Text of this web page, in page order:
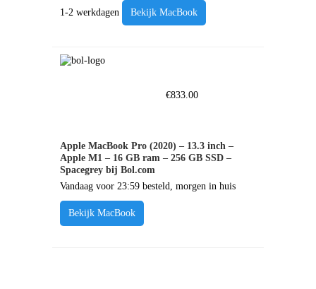
1-2 werkdagen Bekijk MacBook
€833.00
Apple MacBook Pro (2020) – 13.3 inch –
Apple M1 – 16 GB ram – 256 GB SSD –
Spacegrey bij Bol.com
Vandaag voor 23:59 besteld, morgen in huis
Bekijk MacBook